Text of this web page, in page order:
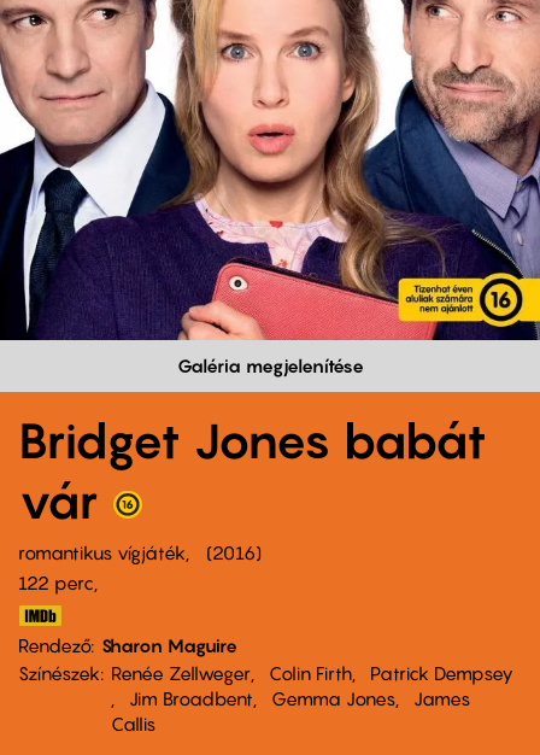
Galéria megjelenítése
Bridget Jones babát
vár
romantikus vígjáték
2016
122 perc,
Rendező Sharon Maguire
Színészek
Renée Zellweger Colin Firth
Patrick Dempsey
Jim Broadbent
Gemma Jones
James
Callis